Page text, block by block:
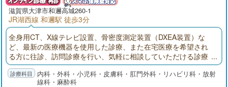
滋賀県大津市和邇高城260-1
JR湖西線 和邇駅 徒歩3分
全身用CT、X線テレビ設置、骨密度測定装置（DXEA装置）な
ど、最新の医療機器を使用した診療、また在宅医療を希望され
る方に往診、訪問診療を行い、気軽に相談していただける診療
所を目指します。
内科・外科・小児科・皮膚科・肛門外科・リハビリ科・放射
線科・麻酔科